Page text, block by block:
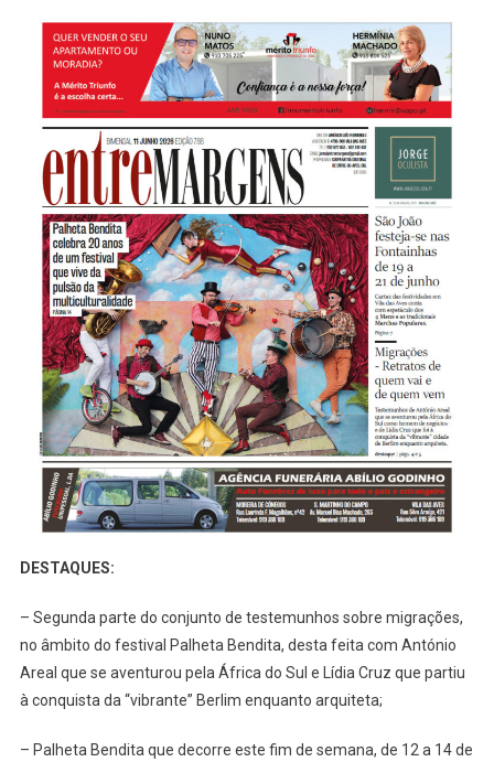
788
–
Palheta
Bendita
Celebra
Anos
De
Um
Festival
Que
Vive
Da
Pulsão
Da
Multiculturalidade
DESTAQUES:
– Segunda parte do conjunto de testemunhos sobre migrações,
no âmbito do festival Palheta Bendita, desta feita com António
Areal que se aventurou pela África do Sul e Lídia Cruz que partiu
à conquista da “vibrante” Berlim enquanto arquiteta;
– Palheta Bendita que decorre este fim de semana, de 12 a 14 de